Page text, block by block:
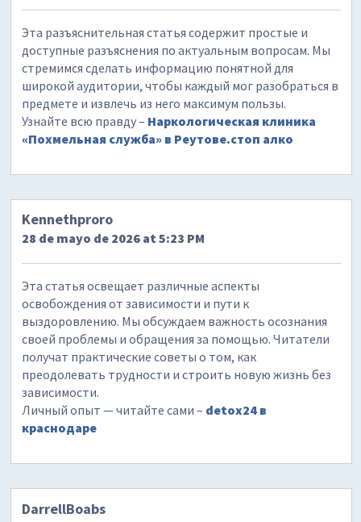
Эта разъяснительная статья содержит простые и
доступные разъяснения по актуальным вопросам. Мы
стремимся сделать информацию понятной для
широкой аудитории, чтобы каждый мог разобраться в
предмете и извлечь из него максимум пользы.
Узнайте всю правду – Наркологическая клиника
«Похмельная служба» в Реутове.стоп алко
Kennethproro
28 de mayo de 2026 at 5:23 PM
Эта статья освещает различные аспекты
освобождения от зависимости и пути к
выздоровлению. Мы обсуждаем важность осознания
своей проблемы и обращения за помощью. Читатели
получат практические советы о том, как
преодолевать трудности и строить новую жизнь без
зависимости.
Личный опыт — читайте сами – detox24 в
краснодаре
DarrellBoabs